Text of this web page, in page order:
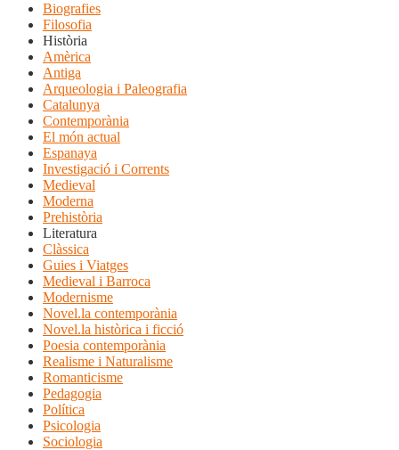
Biografies
Filosofia
Història
Amèrica
Antiga
Arqueologia i Paleografia
Catalunya
Contemporània
El món actual
Espanaya
Investigació i Corrents
Medieval
Moderna
Prehistòria
Literatura
Clàssica
Guies i Viatges
Medieval i Barroca
Modernisme
Novel.la contemporània
Novel.la històrica i ficció
Poesia contemporània
Realisme i Naturalisme
Romanticisme
Pedagogia
Política
Psicologia
Sociologia